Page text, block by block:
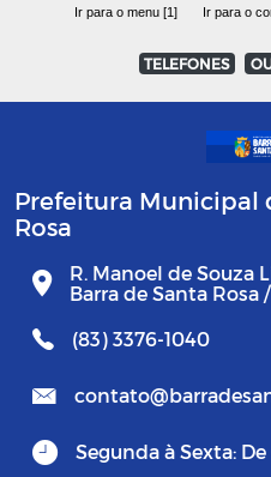
Ir para o menu [1] Ir para o
TELEFONES
Prefeitura Municipal
Rosa
R. Manoel de Souza
Barra de Santa Rosa
(83) 3376-1040
Segunda à Sexta: